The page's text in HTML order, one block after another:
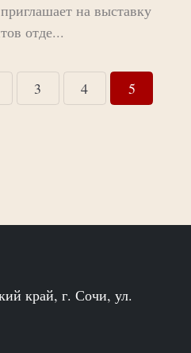
на выставку
отде...
3 4
5
край, г. Сочи, ул.